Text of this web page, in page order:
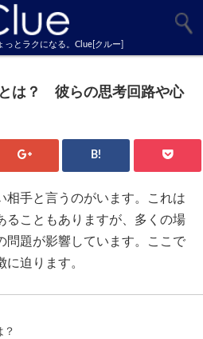
っとラクになる。Clue[クルー]
は？ 彼らの思考回路や心
B!
相手と言うのがいます。これは
ることもありますが、多くの場
問題が影響しています。ここで
迫ります。
？